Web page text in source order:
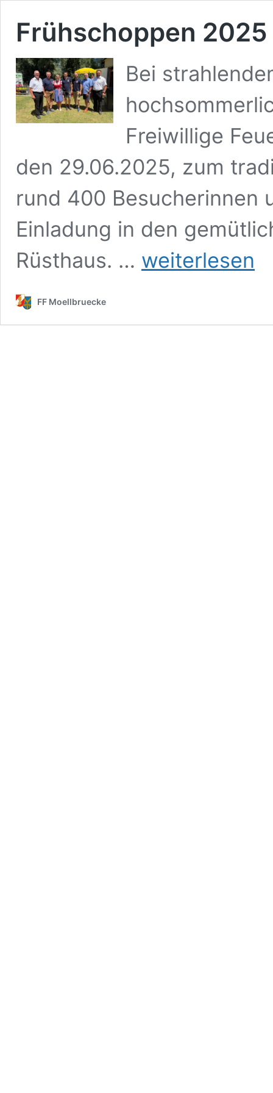
Frühschoppen 2025
Bei
Freiwillige
den 29.06.2025, zum
rund 400 Besucherinnen
Einladung in den
Rüsthaus. …
Frühschoppen
2025
weiterlesen
FF Moellbruecke